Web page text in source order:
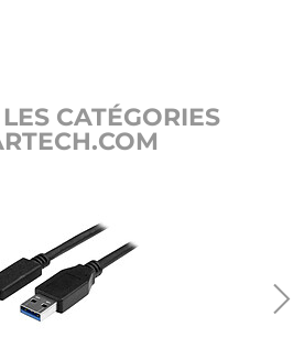
CATÉGORIES